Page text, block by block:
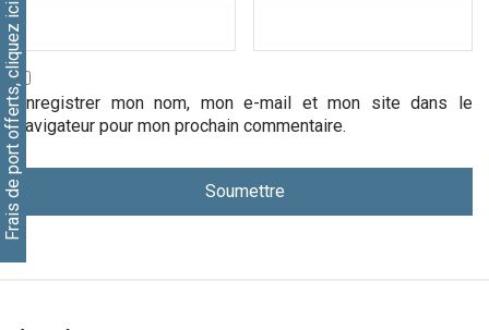
Frais de port offerts, cliquez iciEnregistrer mon nom, mon e-mail et mon site dans le
navigateur pour mon prochain commentaire.